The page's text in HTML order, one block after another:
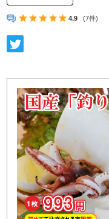
4.9 (7件)